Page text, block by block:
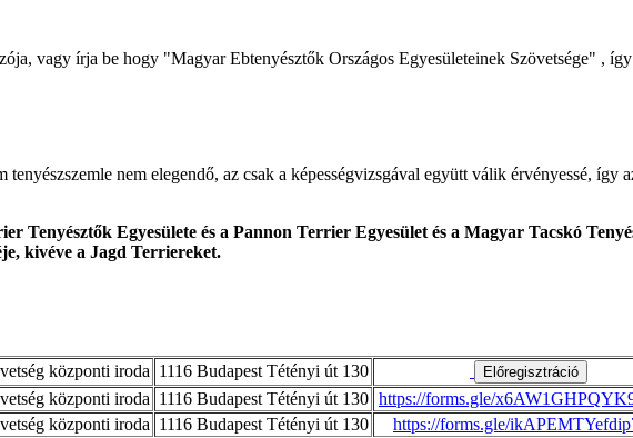
vagy írja be hogy "Magyar Ebtenyésztők Országos Egyesületeinek Szövetsége" ,
nem elegendő, az csak a képességvizsgával együtt válik érvényessé, így
Tenyésztők Egyesülete és a Pannon Terrier Egyesület és a Magyar Tacskó
kivéve a Jagd Terriereket.
központi iroda 1116 Budapest Tétényi út 130
központi iroda 1116 Budapest Tétényi út 130 https://forms.gle/
központi iroda 1116 Budapest Tétényi út 130
https://forms.gle/